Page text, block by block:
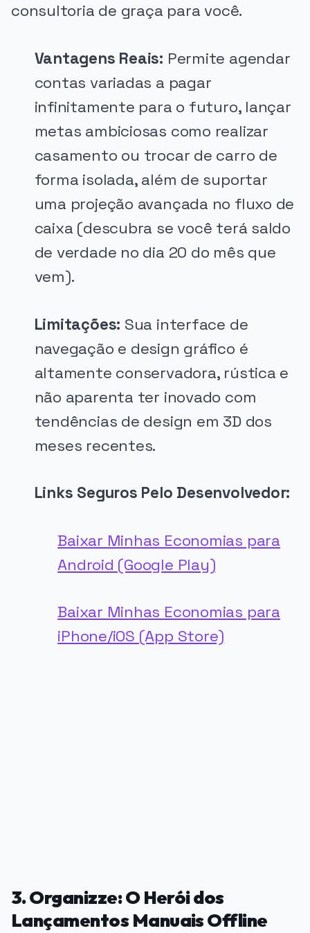
consultoria de graça para você.
Vantagens Reais: Permite agendar
contas variadas a pagar
infinitamente para o futuro, lançar
metas ambiciosas como realizar
casamento ou trocar de carro de
forma isolada, além de suportar
uma projeção avançada no fluxo de
caixa (descubra se você terá saldo
de verdade no dia 20 do mês que
vem).
Limitações: Sua interface de
navegação e design gráfico é
altamente conservadora, rústica e
não aparenta ter inovado com
tendências de design em 3D dos
meses recentes.
Links Seguros Pelo Desenvolvedor:
Baixar Minhas Economias para
Android (Google Play)
Baixar Minhas Economias para
iPhone/iOS (App Store)
3. Organizze: O Herói dos
Lançamentos Manuais Offline